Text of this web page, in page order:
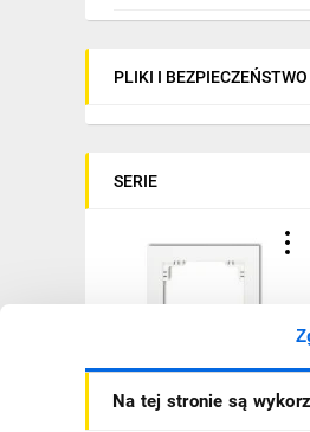
Na tej stronie są
PLIKI I
SERIE
DECO Ramka pojedyncza
biały DR-1